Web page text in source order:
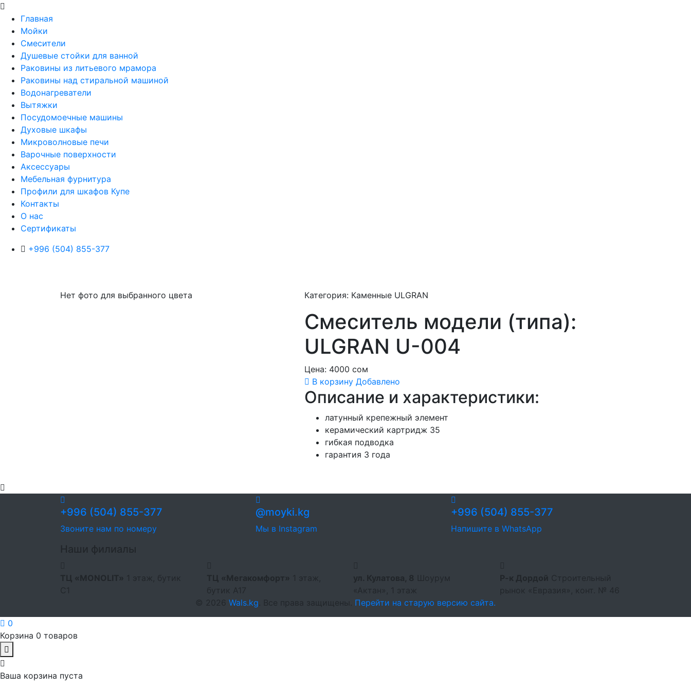
Главная
Мойки
Смесители
Душевые стойки для ванной
Раковины из литьевого мрамора
Раковины над стиральной машиной
Водонагреватели
Вытяжки
Посудомоечные машины
Духовые шкафы
Микроволновые печи
Варочные поверхности
Аксессуары
Мебельная фурнитура
Профили для шкафов Купе
Контакты
О нас
Сертификаты
+996 (504) 855-377
Нет фото для выбранного цвета Категория: Каменные ULGRAN
Смеситель модели (типа):
ULGRAN U-004
Цена: 4000 сом
В корзину Добавлено
Описание и характеристики:
латунный крепежный элемент
керамический картридж 35
гибкая подводка
гарантия 3 года
+996 (504) 855-377
Звоните нам по номеру
@moyki.kg
Мы в Instagram
+996 (504) 855-377
Напишите в WhatsApp
Наши филиалы
ТЦ «MONOLIT»
1 этаж, бутик
С1
ТЦ «Мегакомфорт»
1 этаж,
бутик А17
ул. Кулатова, 8
Шоурум
«Актан», 1 этаж
Р-к Дордой
Строительный
рынок «Евразия», конт. № 46
© 2026 Wals.kg . Все права защищены. Перейти на старую версию сайта.
0
Корзина 0 товаров
Ваша корзина пуста